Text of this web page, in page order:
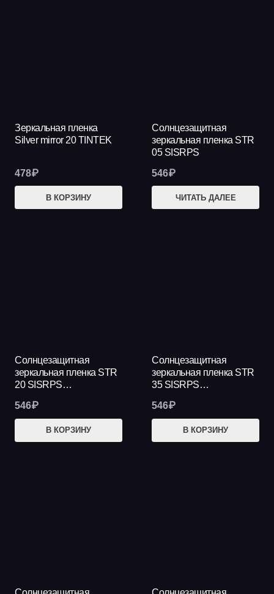
Зеркальная пленка
Silver mirror 20 TINTEK
478₽
В КОРЗИНУ
Солнцезащитная
зеркальная пленка STR
05 SISRPS
546₽
ЧИТАТЬ ДАЛЕЕ
Солнцезащитная
зеркальная пленка STR
20 SISRPS…
546₽
В КОРЗИНУ
Солнцезащитная
зеркальная пленка STR
35 SISRPS…
546₽
В КОРЗИНУ